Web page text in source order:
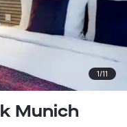
1/11
Munich